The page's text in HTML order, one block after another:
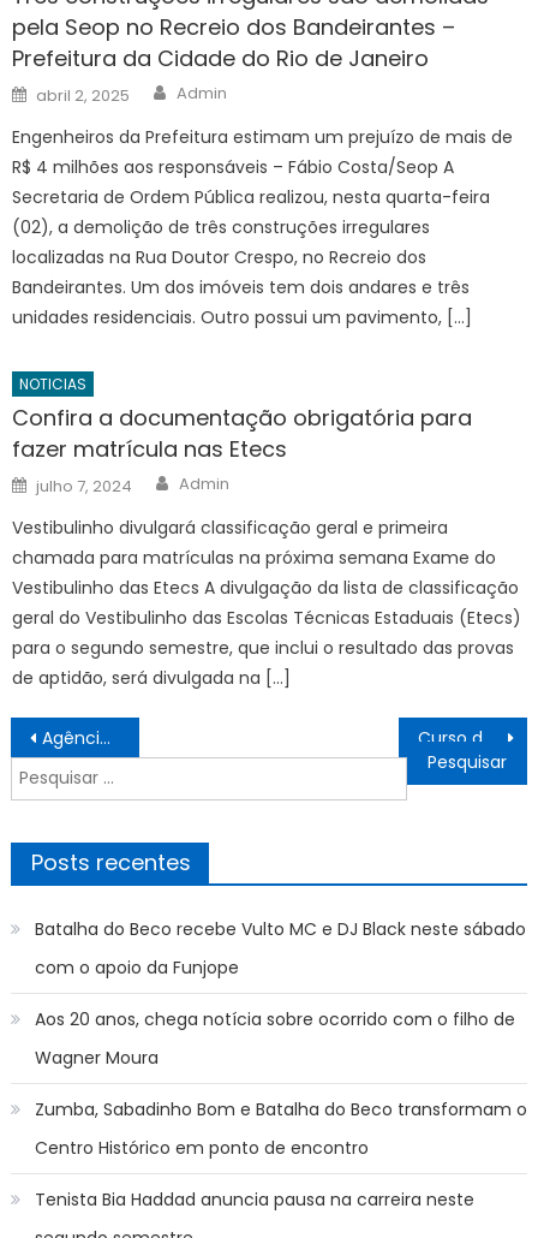
pela Seop no Recreio dos Bandeirantes –
Prefeitura da Cidade do Rio de Janeiro
Posted
on
abril 2, 2025 Author
Admin
Engenheiros da Prefeitura estimam um prejuízo de mais de
R$ 4 milhões aos responsáveis – Fábio Costa/Seop A
Secretaria de Ordem Pública realizou, nesta quarta-feira
(02), a demolição de três construções irregulares
localizadas na Rua Doutor Crespo, no Recreio dos
Bandeirantes. Um dos imóveis tem dois andares e três
unidades residenciais. Outro possui um pavimento, […]
NOTICIAS
Confira a documentação obrigatória para
fazer matrícula nas Etecs
Posted
on
julho 7, 2024 Author
Admin
Vestibulinho divulgará classificação geral e primeira
chamada para matrículas na próxima semana Exame do
Vestibulinho das Etecs A divulgação da lista de classificação
geral do Vestibulinho das Escolas Técnicas Estaduais (Etecs)
para o segundo semestre, que inclui o resultado das provas
de aptidão, será divulgada na […]
Navegação
de
Post
Agência Minas Gerais | Defesa Civil alerta para risco de chuvas intensas e tempestades em Minas neste fim de semana
Pesquisar
por:
Posts recentes
Batalha do Beco recebe Vulto MC e DJ Black neste sábado
com o apoio da Funjope
Aos 20 anos, chega notícia sobre ocorrido com o filho de
Wagner Moura
Zumba, Sabadinho Bom e Batalha do Beco transformam o
Centro Histórico em ponto de encontro
Tenista Bia Haddad anuncia pausa na carreira neste